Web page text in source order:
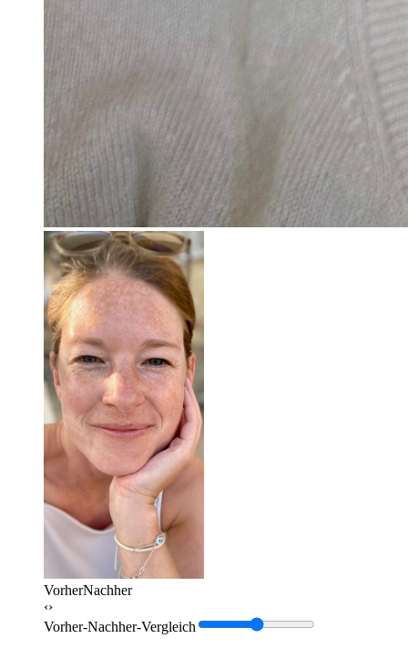
VorherNachher
‹›
Vorher-Nachher-Vergleich